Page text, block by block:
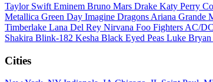
Taylor Swift Eminem Bruno Mars Drake Katy Perry
Metallica Green Day Imagine Dragons Ariana Grande
Timberlake Lana Del Rey Nirvana Foo Fighters AC/DC
Shakira Blink-182 Kesha Black Eyed Peas Luke Bryan
Cities